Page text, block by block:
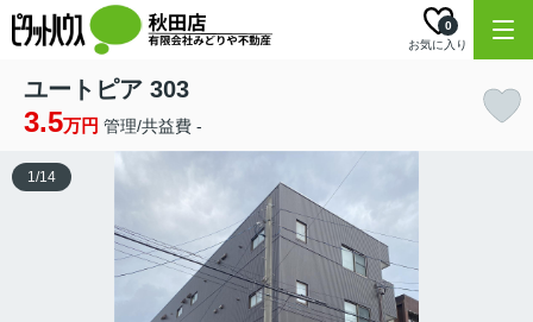
お気に入り
0
ユートピア 303
3.5万円 管理/共益費 -
1/14